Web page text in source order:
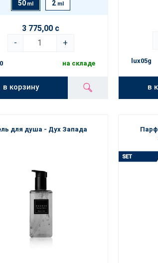
50 ml 2 ml
3 775,00 с
-
+
на складе
в корзину
lux05g
в
для душа - Дух Запада